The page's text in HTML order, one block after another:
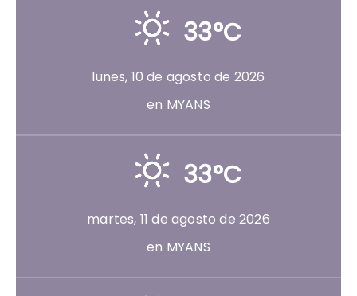
33°C
lunes, 10 de agosto de 2026
en MYANS
33°C
martes, 11 de agosto de 2026
en MYANS